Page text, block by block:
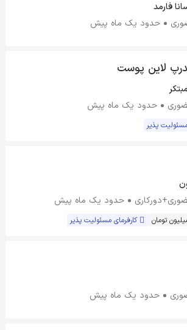
فارمد
حدود یک ماه پیش
لاین پوست
حدود یک ماه پیش
پذیر
حدود یک ماه پیش
کارفرمای مسئولیت پذیر
حدود یک ماه پیش